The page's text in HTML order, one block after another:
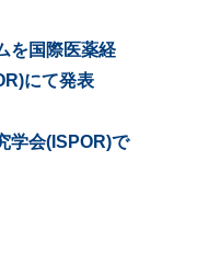
を国際医薬経
にて発表
学会(ISPOR)で